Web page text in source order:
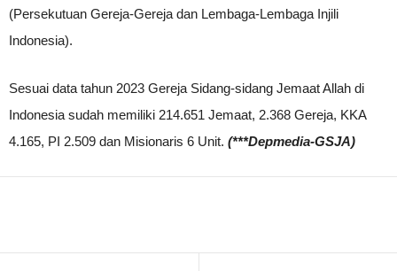
(Persekutuan Gereja-Gereja dan Lembaga-Lembaga Injili
Indonesia).
Sesuai data tahun 2023 Gereja Sidang-sidang Jemaat Allah di
Indonesia sudah memiliki 214.651 Jemaat, 2.368 Gereja, KKA
4.165, PI 2.509 dan Misionaris 6 Unit. (***Depmedia-GSJA)